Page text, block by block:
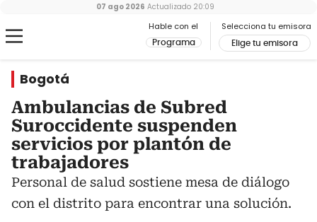
Hable con el
Programa
Selecciona tu emisora
Elige tu emisora
07 ago 2026 Actualizado 20:09
Bogotá
Ambulancias de Subred
Suroccidente suspenden
servicios por plantón de
trabajadores
Personal de salud sostiene mesa de diálogo
con el distrito para encontrar una solución.